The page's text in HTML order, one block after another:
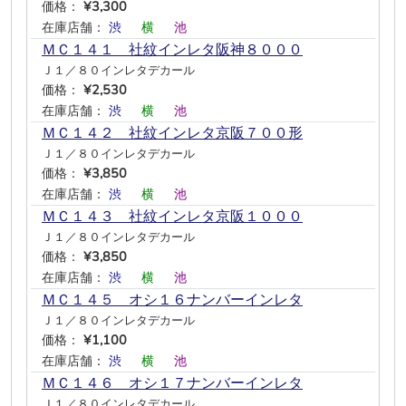
価格： ¥3,300
在庫店舗： 渋 横 池
ＭＣ１４１ 社紋インレタ阪神８０００
Ｊ１／８０インレタデカール
価格： ¥2,530
在庫店舗： 渋 横 池
ＭＣ１４２ 社紋インレタ京阪７００形
Ｊ１／８０インレタデカール
価格： ¥3,850
在庫店舗： 渋 横 池
ＭＣ１４３ 社紋インレタ京阪１０００
Ｊ１／８０インレタデカール
価格： ¥3,850
在庫店舗： 渋 横 池
ＭＣ１４５ オシ１６ナンバーインレタ
Ｊ１／８０インレタデカール
価格： ¥1,100
在庫店舗： 渋 横 池
ＭＣ１４６ オシ１７ナンバーインレタ